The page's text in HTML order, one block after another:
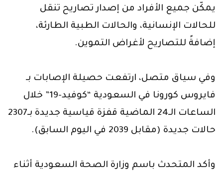
يمكّن جميع الأفراد من إصدار تصاريح تنقل
للحالات الإنسانية، والحالات الطبية الطارئة،
إضافةً للتصاريح لأغراض التموين.
وفي سياق متصل، ارتفعت حصيلة الإصابات بـ
فايروس كورونا في السعودية “كوفيد-19” خلال
الساعات الـ24 الماضية قفزة قياسية جديدة بـ2307
حالات جديدة (مقابل 2039 في اليوم السابق).
وأكد المتحدث باسم وزارة الصحة السعودية أثناء